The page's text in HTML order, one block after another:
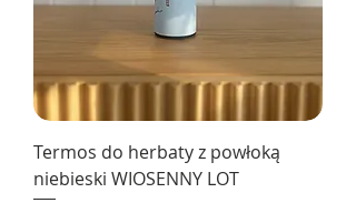
Termos do herbaty z powłoką
niebieski WIOSENNY LOT